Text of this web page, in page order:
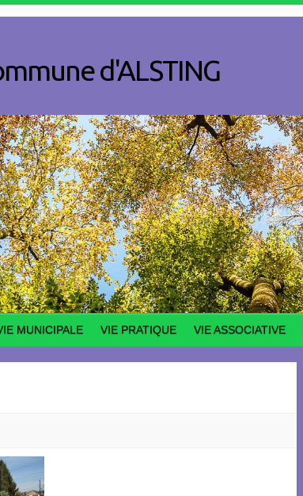
d'ALSTING
MUNICIPALE VIE PRATIQUE VIE ASSOCIATIVE